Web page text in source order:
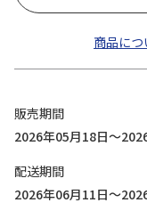
商品に
販売期間
2026年05月18日～
配送期間
2026年06月11日～